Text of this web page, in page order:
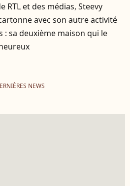
RTL et des médias, Steevy
avec son autre activité
: sa deuxième maison qui le
NEWS